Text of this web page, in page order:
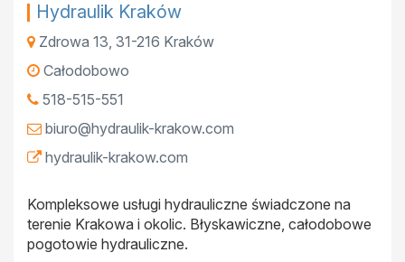
Hydraulik Kraków
Zdrowa 13, 31-216 Kraków
Całodobowo
518-515-551
biuro@hydraulik-krakow.com
hydraulik-krakow.com
Kompleksowe usługi hydrauliczne świadczone na
terenie Krakowa i okolic. Błyskawiczne, całodobowe
pogotowie hydrauliczne.